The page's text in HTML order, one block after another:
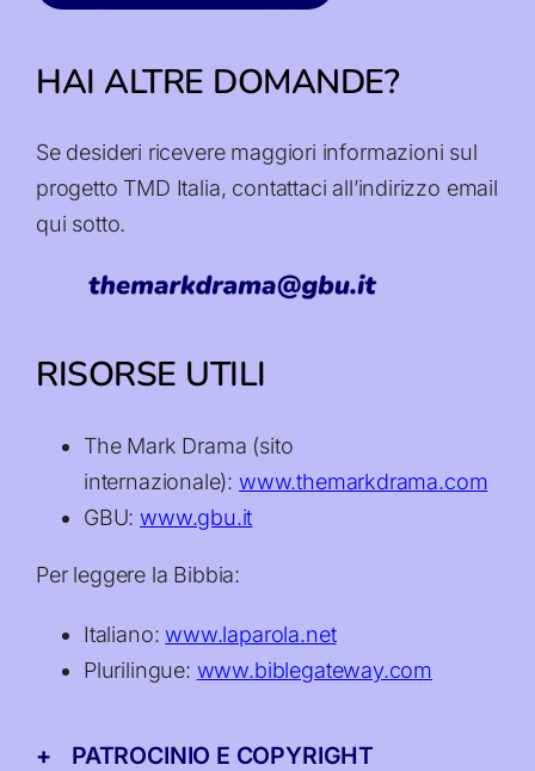
HAI ALTRE DOMANDE?
Se desideri ricevere maggiori informazioni sul
progetto TMD Italia, contattaci all’indirizzo email
qui sotto.
RISORSE UTILI
The Mark Drama (sito
internazionale): www.themarkdrama.com
GBU:www.gbu.it
Per leggere la Bibbia:
Italiano:www.laparola.net
Plurilingue: www.biblegateway.com
PATROCINIO E COPYRIGHT